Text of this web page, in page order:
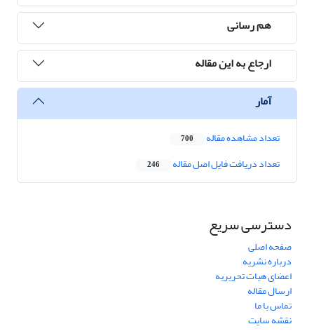
هم رسانی
ارجاع به این مقاله
آمار
تعداد مشاهده مقاله 700
تعداد دریافت فایل اصل مقاله 246
دسترسی سریع
صفحه اصلی
درباره نشریه
اعضای هیات تحریریه
ارسال مقاله
تماس با ما
نقشه سایت